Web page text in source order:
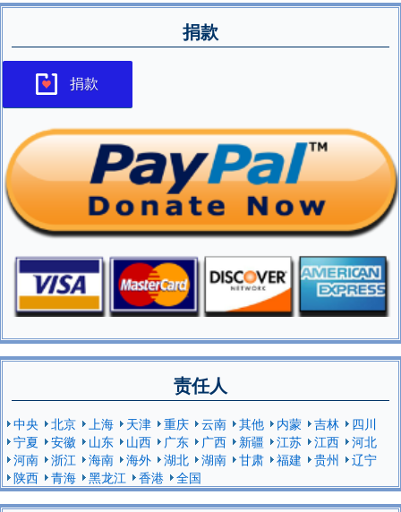
捐款
捐款
责任人
中央 北京 上海 天津 重庆 云南 其他 内蒙 吉林
四川
宁夏
安徽 山东 山西 广东 广西 新疆 江苏 江西
河北
河南
浙江 海南 海外 湖北 湖南 甘肃 福建 贵州
辽宁
陕西
青海 黑龙江 香港 全国